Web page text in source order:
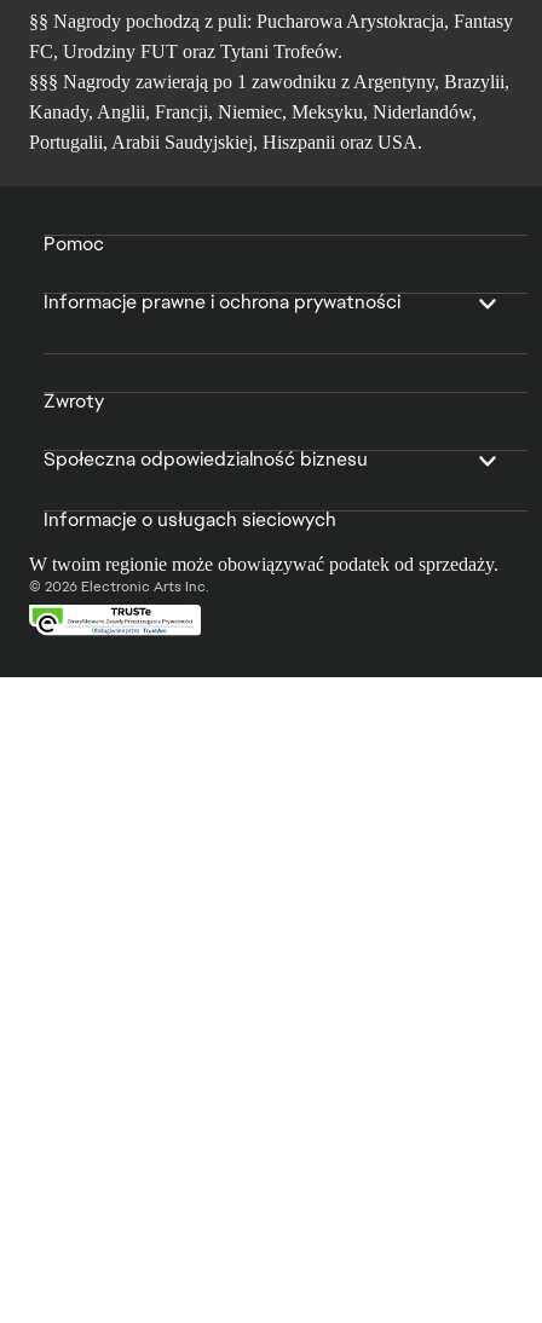
§§ Nagrody pochodzą z puli: Pucharowa Arystokracja, Fantasy
FC, Urodziny FUT oraz Tytani Trofeów.
§§§ Nagrody zawierają po 1 zawodniku z Argentyny, Brazylii,
Kanady, Anglii, Francji, Niemiec, Meksyku, Niderlandów,
Portugalii, Arabii Saudyjskiej, Hiszpanii oraz USA.
Pomoc
Informacje prawne i ochrona prywatności
Zwroty
Społeczna odpowiedzialność biznesu
Informacje o usługach sieciowych
W twoim regionie może obowiązywać podatek od sprzedaży.
© 2026 Electronic Arts Inc.